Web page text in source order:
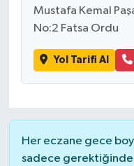
Mustafa Kemal
No:2 Fatsa Ordu
Yol Tarifi Al
Her eczane gece
sadece gerektiğinde